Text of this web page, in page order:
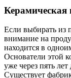
Керамическая
Если выбирать из
внимание на
находится в
Основатели этой
уже через пять
Существует